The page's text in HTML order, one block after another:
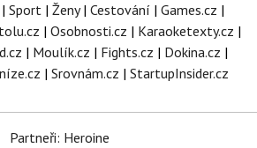
Sport | Ženy| Cestování | Games.cz |
| Osobnosti.cz | Karaoketexty.cz |
| Moulík.cz | Fights.cz | Dokina.cz |
| Srovnám.cz | StartupInsider.cz
Partneři: Heroine